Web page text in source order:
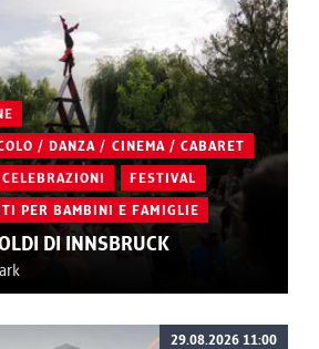
/ DANZA / CINEMA / CABARET
FESTIVAL
PER BAMBINI E FAMIGLIE
DI INNSBRUCK
29.08.2026 11:00